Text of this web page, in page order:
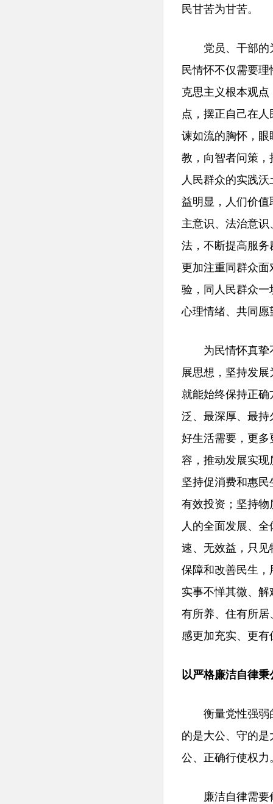
民甘苦为甘苦。
党员、干部的为
民情怀不仅需要
克思主义根本观
点，摆正自己在
谏如流的胸怀，
教，向智者问策
人民群众的实践
益明显，人们价
主意识、法治意
法，不断提高服
更加注重同群众
验，同人民群众
心理情绪、共同
为民情怀真挚不
展思想，坚持发
就能始终保持正
泛、最深厚、最
好生活需要，更
容，推动发展实
坚持促消费和惠
有效投资；坚持
人的全面发展、
速、无效益，只
保障和改善民生
实事不惮其微、
有所养、住有所
感更加充实、更
以严格廉洁自律秉
衡量党性强弱的
的是大公、守的
公、正确行使权力
廉洁自律需要修